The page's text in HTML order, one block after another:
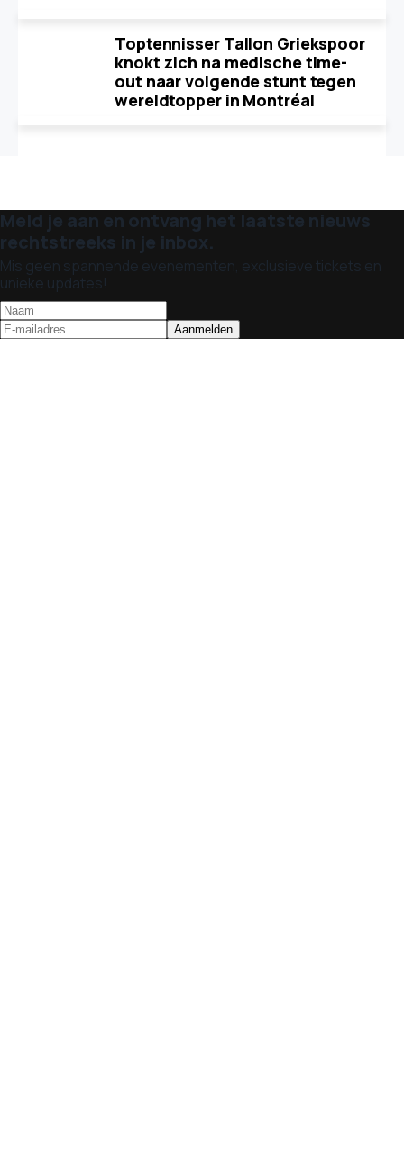
Toptennisser Tallon Griekspoor
knokt zich na medische time-
out naar volgende stunt tegen
wereldtopper in Montréal
Meld je aan en ontvang het laatste nieuws
rechtstreeks in je inbox.
Mis geen spannende evenementen, exclusieve tickets en
unieke updates!